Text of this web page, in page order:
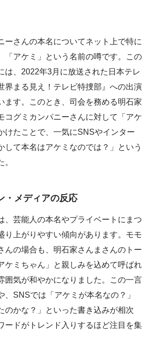
ーさんの本名についてネット上で特に
「アケミ」という名前の噂です。この
は、2022年3月に放送された日本テレ
界まる見え！テレビ特捜部』への出演
ます。このとき、司会を務める明石家
コグミカンパニーさんに対して「アケ
けたことで、一気にSNSやインター
して本名はアケミなのでは？」という
・メディアの反応
、芸能人の本名やプライベートにまつ
り上がりやすい傾向があります。モモ
んの場合も、明石家さんまさんのトー
ケミちゃん」と親しみを込めて呼ばれ
囲気が和やかになりました。この一言
、SNSでは「アケミが本名なの？」
のかな？」といった書き込みが相次
ードがトレンド入りするほど注目を集